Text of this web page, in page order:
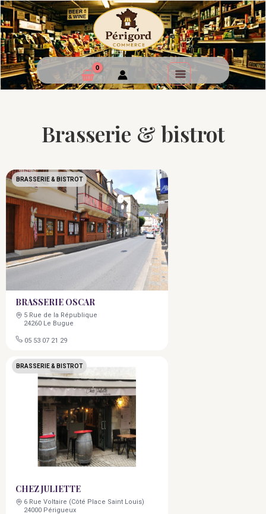
Brasserie & bistrot
BRASSERIE OSCAR
5 Rue de la République
24260 Le Bugue
05 53 07 21 29
BRASSERIE & BISTROT
CHEZ JULIETTE
6 Rue Voltaire (Côté Place Saint Louis)
24000 Périgueux
BRASSERIE & BISTROT